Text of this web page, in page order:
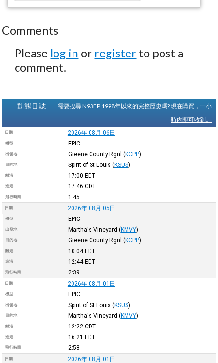
Comments
Please log in or register to post a
comment.
動態日誌 需要搜尋 N93EP 1998年以來的完整歷史嗎?現在購買，一小
時內即可收到。
日期 2026年 08月 06日
機型 EPIC
出發地 Greene County Rgnl (KCPP)
目的地 Spirit of St Louis (KSUS)
離港 17:00 EDT
進港 17:46 CDT
飛行時間 1:45
日期 2026年 08月 05日
機型 EPIC
出發地 Martha's Vineyard (KMVY)
目的地 Greene County Rgnl (KCPP)
離港 10:04EDT
進港 12:44EDT
飛行時間 2:39
日期 2026年 08月 01日
機型 EPIC
出發地 Spirit of St Louis (KSUS)
目的地 Martha's Vineyard (KMVY)
離港 12:22 CDT
進港 16:21 EDT
飛行時間 2:58
日期 2026年 08月 01日